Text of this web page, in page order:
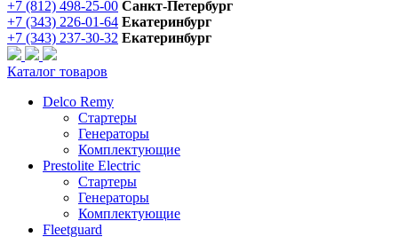
+7 (812) 498-25-00 Санкт-Петербург
+7 (343) 226-01-64 Екатеринбург
+7 (343) 237-30-32 Екатеринбург
Каталог товаров
Delco Remy
Стартеры
Генераторы
Комплектующие
Prestolite Electric
Стартеры
Генераторы
Комплектующие
Fleetguard